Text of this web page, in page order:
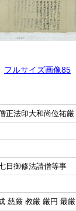
フルサイズ画像85
正法印大和尚位祐厳
日御修法請僧等事
慈厳 教厳 厳円 最